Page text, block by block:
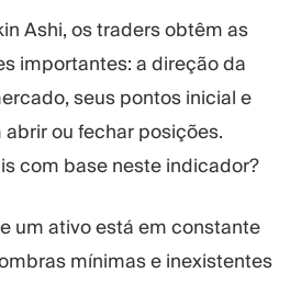
Ashi, os traders obtêm as
importantes: a direção da
seus pontos inicial e
ou fechar posições.
com base neste indicador?
um ativo está em constante
mínimas e inexistentes